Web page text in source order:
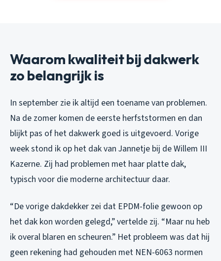
Waarom kwaliteit bij dakwerk
zo belangrijk is
In september zie ik altijd een toename van problemen.
Na de zomer komen de eerste herfststormen en dan
blijkt pas of het dakwerk goed is uitgevoerd. Vorige
week stond ik op het dak van Jannetje bij de Willem III
Kazerne. Zij had problemen met haar platte dak,
typisch voor die moderne architectuur daar.
“De vorige dakdekker zei dat EPDM-folie gewoon op
het dak kon worden gelegd,” vertelde zij. “Maar nu heb
ik overal blaren en scheuren.” Het probleem was dat hij
geen rekening had gehouden met NEN-6063 normen